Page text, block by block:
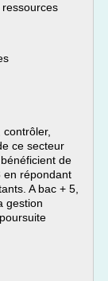
ce secteur
de
en répondant
A bac + 5,
gestion